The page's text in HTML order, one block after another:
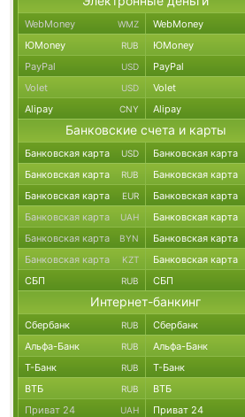
WebMoney WMZ WebMoney
ЮMoney RUB ЮMoney
PayPal USD PayPal
Volet USD Volet
Alipay CNY Alipay
Банковские счета и карты
Банковская карта USD Банковская карта
Банковская карта RUB Банковская карта
Банковская карта EUR Банковская карта
Банковская карта UAH Банковская карта
Банковская карта BYN Банковская карта
Банковская карта KZT Банковская карта
СБП RUB СБП
Интернет-банкинг
Сбербанк RUB Сбербанк
Альфа-Банк RUB Альфа-Банк
Т-Банк RUB Т-Банк
ВТБ RUB ВТБ
Приват 24 UAH Приват 24